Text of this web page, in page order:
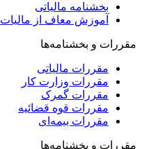
بخشنامه مالیاتی
آموزش معاف از مالیات
مقررات و بخشنامه‌ها
مقررات مالیاتی
مقررات وزارت کار
مقررات گمرک
مقررات قوه قضائیه
مقررات بیمه‌ای
مقررات و بخشنامه‌ها